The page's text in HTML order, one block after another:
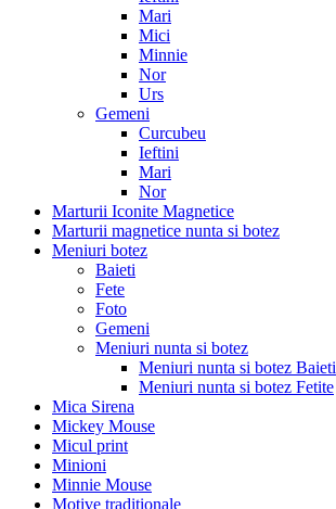
Mari
Mici
Minnie
Nor
Urs
Gemeni
Curcubeu
Ieftini
Mari
Nor
Marturii Iconite Magnetice
Marturii magnetice nunta si botez
Meniuri botez
Baieti
Fete
Foto
Gemeni
Meniuri nunta si botez
Meniuri nunta si botez Baieti
Meniuri nunta si botez Fetite
Mica Sirena
Mickey Mouse
Micul print
Minioni
Minnie Mouse
Motive traditionale